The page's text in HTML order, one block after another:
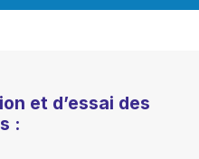
et d’essai des
: